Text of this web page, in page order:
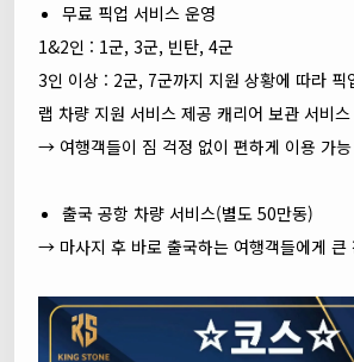
무료 픽업 서비스 운영
1&2인 : 1군, 3군, 빈탄, 4군
3인 이상 : 2군, 7군까지 지원 상황에 따라 픽
랩 차량 지원 서비스 제공 캐리어 보관 서비스
→ 여행객들이 짐 걱정 없이 편하게 이용 가능
출국 공항 차량 서비스(별도 50만동)
→ 마사지 후 바로 출국하는 여행객들에게 큰